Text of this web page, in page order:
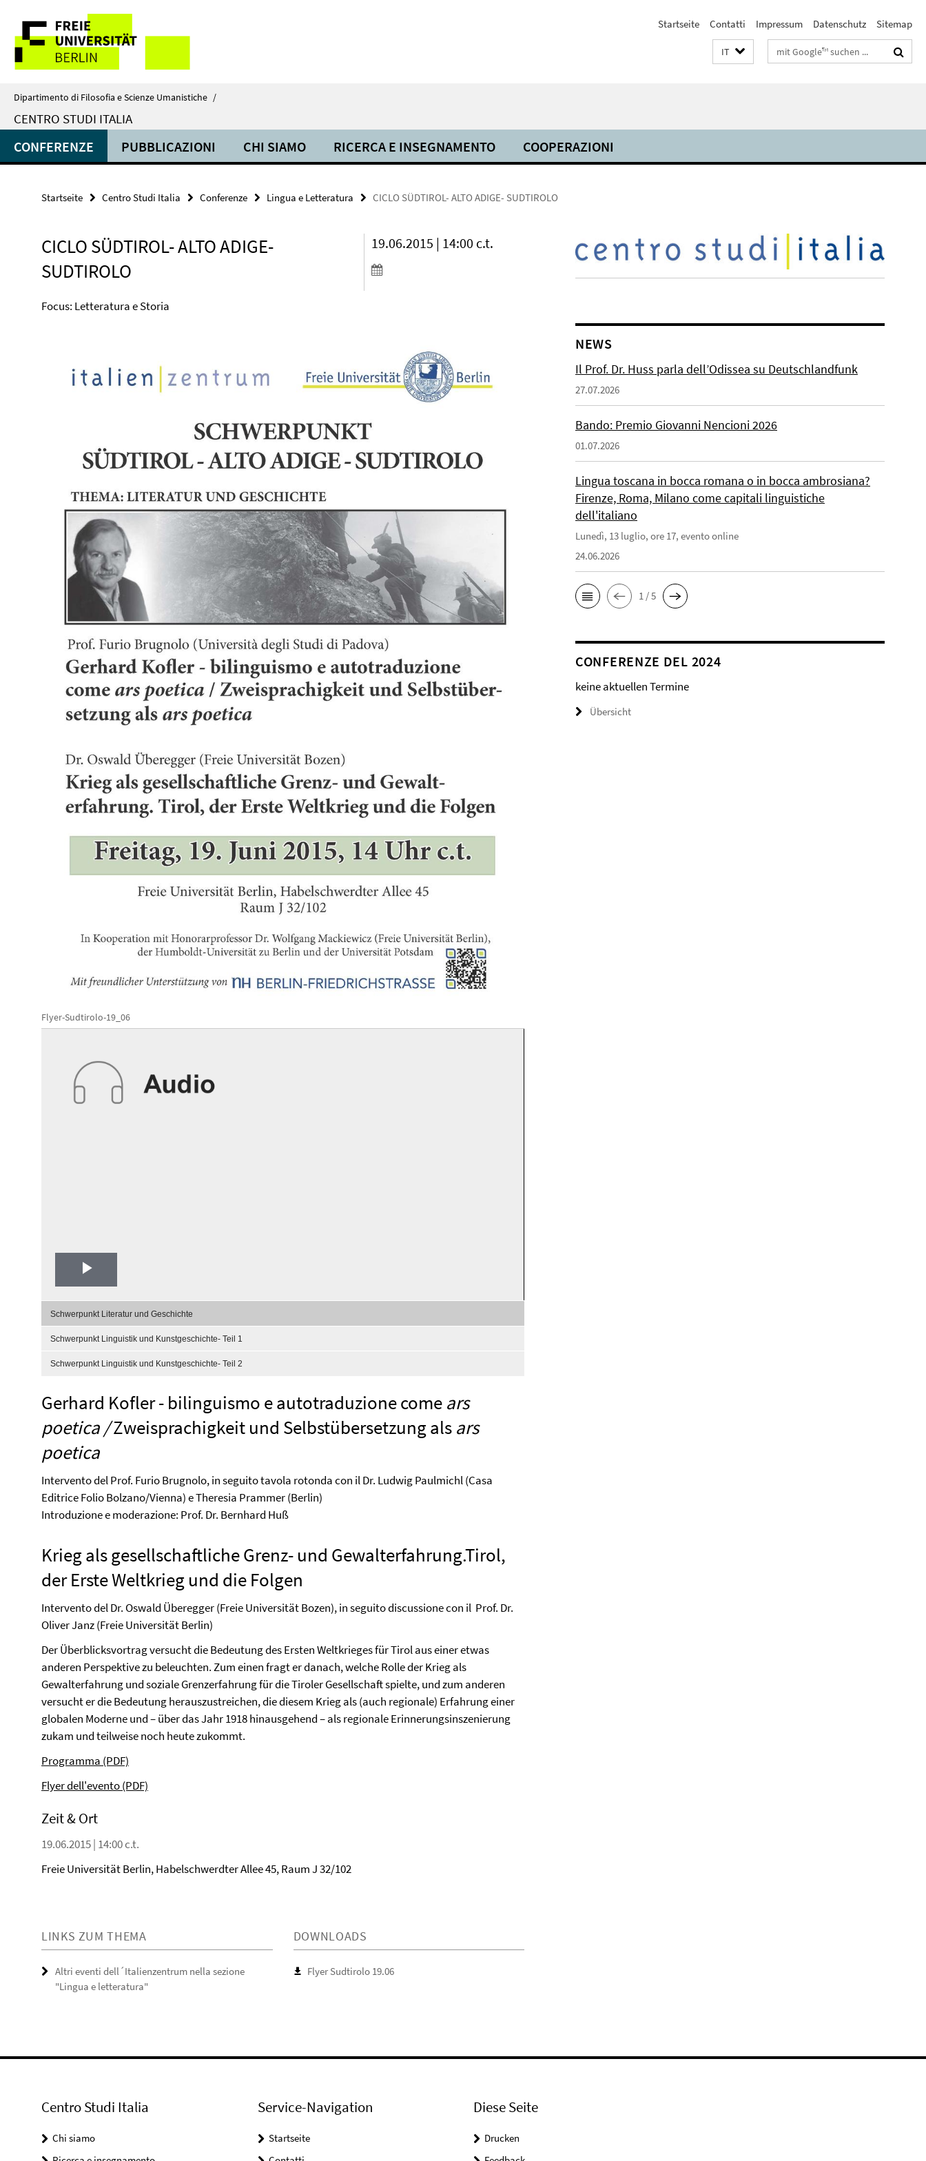
direkt
Inhalt
Service-
Navigation
Startseite Contatti Impressum Datenschutz Sitemap
IT Suchbegriffe
Dipartimento di Filosofia e Scienze Umanistiche /
CENTRO STUDI ITALIA
CONFERENZE PUBBLICAZIONI CHI SIAMO RICERCA E INSEGNAMENTO COOPERAZIONI
Startseite Centro Studi Italia Conferenze Lingua e Letteratura CICLO SÜDTIROL- ALTO ADIGE- SUDTIROLO
CICLO SÜDTIROL- ALTO ADIGE-
SUDTIROLO
19.06.2015 | 14:00 c.t.
Focus: Letteratura e Storia
Flyer-Sudtirolo-19_06
Play
Video
Schwerpunkt Literatur und Geschichte
Schwerpunkt Linguistik und Kunstgeschichte- Teil 1
Schwerpunkt Linguistik und Kunstgeschichte- Teil 2
Gerhard Kofler - bilinguismo e autotraduzione come ars
poetica /Zweisprachigkeit und Selbstübersetzung als ars
poetica
Intervento del Prof. Furio Brugnolo, in seguito tavola rotonda con il Dr. Ludwig Paulmichl (Casa
Editrice Folio Bolzano/Vienna) e Theresia Prammer (Berlin)
Introduzione e moderazione: Prof. Dr. Bernhard Huß
Krieg als gesellschaftliche Grenz- und Gewalterfahrung.Tirol,
der Erste Weltkrieg und die Folgen
Intervento del Dr. Oswald Überegger (Freie Universität Bozen), in seguito discussione con il Prof. Dr.
Oliver Janz (Freie Universität Berlin)
Der Überblicksvortrag versucht die Bedeutung des Ersten Weltkrieges für Tirol aus einer etwas
anderen Perspektive zu beleuchten. Zum einen fragt er danach, welche Rolle der Krieg als
Gewalterfahrung und soziale Grenzerfahrung für die Tiroler Gesellschaft spielte, und zum anderen
versucht er die Bedeutung herauszustreichen, die diesem Krieg als (auch regionale) Erfahrung einer
globalen Moderne und – über das Jahr 1918 hinausgehend – als regionale Erinnerungsinszenierung
zukam und teilweise noch heute zukommt.
Programma (PDF)
Flyer dell'evento (PDF)
Zeit & Ort
19.06.2015 | 14:00 c.t.
Freie Universität Berlin, Habelschwerdter Allee 45, Raum J 32/102
LINKS ZUM THEMA
Altri eventi dell´Italienzentrum nella sezione
"Lingua e letteratura"
DOWNLOADS
Flyer Sudtirolo 19.06
NEWS
Il Prof. Dr. Huss parla dell’Odissea su Deutschlandfunk
27.07.2026
Bando: Premio Giovanni Nencioni 2026
01.07.2026
Lingua toscana in bocca romana o in bocca ambrosiana?
Firenze, Roma, Milano come capitali linguistiche
dell'italiano
Lunedì, 13 luglio, ore 17, evento online
24.06.2026
1 / 5
CONFERENZE DEL 2024
keine aktuellen Termine
Übersicht
Centro Studi Italia
Chi siamo
Service-Navigation
Startseite
Diese Seite
Drucken